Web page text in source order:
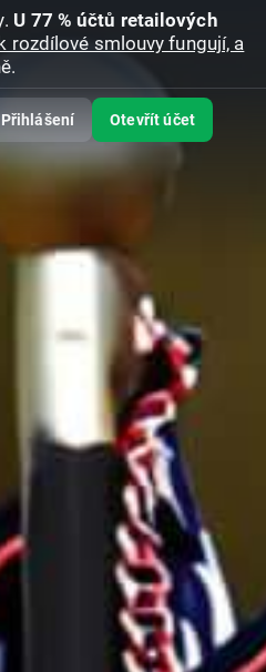
U 77 % účtů retailových
rozdílové smlouvy fungují, a
Přihlášení Otevřít účet